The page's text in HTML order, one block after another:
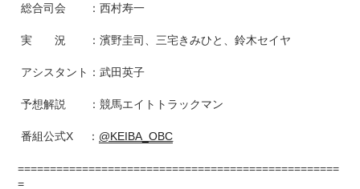
総合司会 ：西村寿一
実 況 ：濱野圭司、三宅きみひと、鈴木セイヤ
アシスタント：武田英子
予想解説 ：競馬エイトトラックマン
番組公式X ： @KEIBA_OBC
==================================================
=